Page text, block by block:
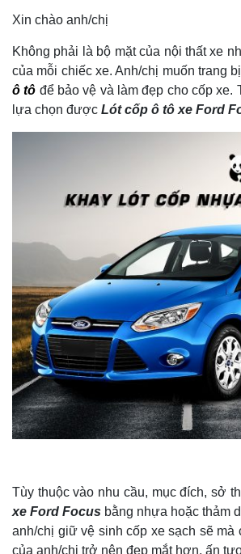
Xin chào anh/chị
Không phải là bộ mặt của nội thất xe
của mỗi chiếc xe. Anh/chị muốn trang
ô tô để bảo vệ và làm đẹp cho cốp xe.
lựa chọn được Lót cốp ô tô xe Ford
Tùy thuộc vào nhu cầu, mục đích, sở
xe Ford Focus bằng nhựa hoặc thảm
anh/chị giữ vệ sinh cốp xe sạch sẽ
của anh/chị trở nên đẹp mắt hơn, ấn